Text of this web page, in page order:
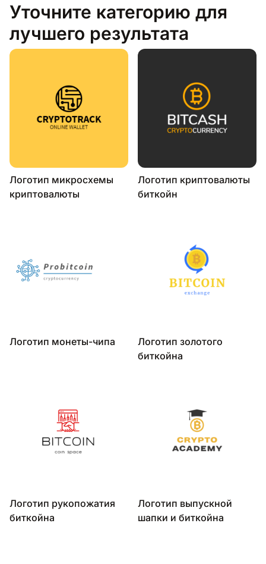
Уточните категорию для
лучшего результата
Логотип микросхемы
криптовалюты
Логотип криптовалюты
биткойн
Логотип монеты-чипа
Логотип золотого
биткойна
Логотип рукопожатия
биткойна
Логотип выпускной
шапки и биткойна